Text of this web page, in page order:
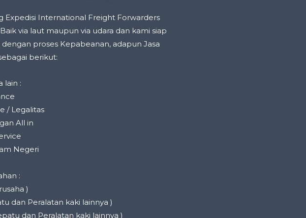
International Freight Forwarders
via laut maupun via udara dan kami siap
proses Kepabeanan, adapun Jasa
berikut:
lain :
/ Legalitas
All in
Negeri
:
)
dan Peralatan kaki lainnya )
dan Peralatan kaki lainnya )